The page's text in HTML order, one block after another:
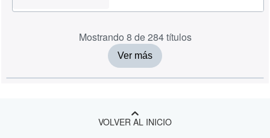
Mostrando 8 de 284 títulos
Ver más
VOLVER AL INICIO